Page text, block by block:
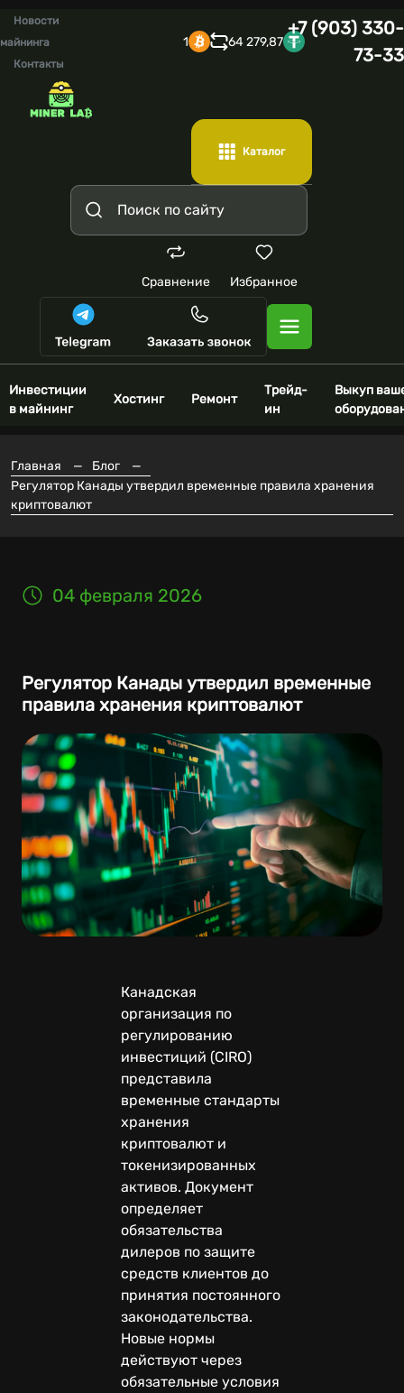
Новости
майнинга
Контакты
1 64 279,87
+7 (903) 330-
73-33
Каталог
Сравнение Избранное
Инвестиции
в майнинг
Хостинг Ремонт
Трейд-
ин
Выкуп
Главная — Блог
—
Регулятор Канады утвердил временные правила хранения
криптовалют
04 февраля 2026
Регулятор Канады утвердил временные
правила хранения криптовалют
Канадская
организация по
регулированию
инвестиций (CIRO)
представила
временные стандарты
хранения
криптовалют и
токенизированных
активов. Документ
определяет
обязательства
дилеров по защите
средств клиентов до
принятия постоянного
законодательства.
Новые нормы
действуют через
обязательные условия